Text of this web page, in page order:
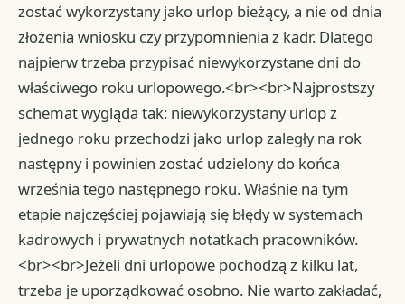
zostać wykorzystany jako urlop bieżący, a nie od dnia
złożenia wniosku czy przypomnienia z kadr. Dlatego
najpierw trzeba przypisać niewykorzystane dni do
właściwego roku urlopowego.<br><br>Najprostszy
schemat wygląda tak: niewykorzystany urlop z
jednego roku przechodzi jako urlop zaległy na rok
następny i powinien zostać udzielony do końca
września tego następnego roku. Właśnie na tym
etapie najczęściej pojawiają się błędy w systemach
kadrowych i prywatnych notatkach pracowników.
<br><br>Jeżeli dni urlopowe pochodzą z kilku lat,
trzeba je uporządkować osobno. Nie warto zakładać,